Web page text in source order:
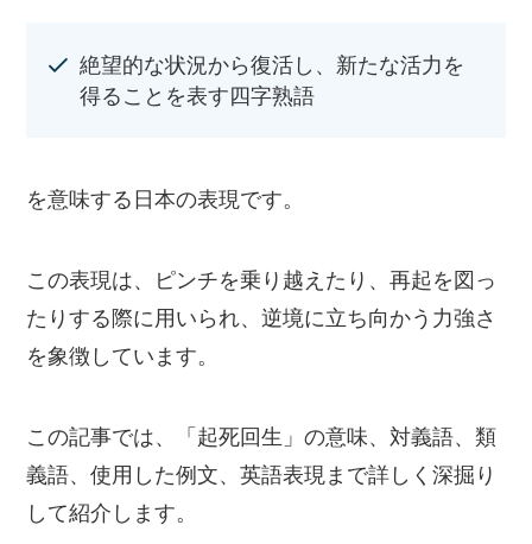
絶望的な状況から復活し、新たな活力を
得ることを表す四字熟語
を意味する日本の表現です。
この表現は、ピンチを乗り越えたり、再起を図っ
たりする際に用いられ、逆境に立ち向かう力強さ
を象徴しています。
この記事では、「起死回生」の意味、対義語、類
義語、使用した例文、英語表現まで詳しく深掘り
して紹介します。